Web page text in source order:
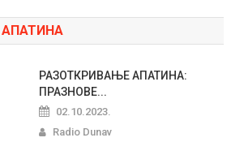
РАЗОТКРИВАЊЕ АПАТИНА:
ПРАЗНОВЕ...
02.10.2023.
Radio Dunav